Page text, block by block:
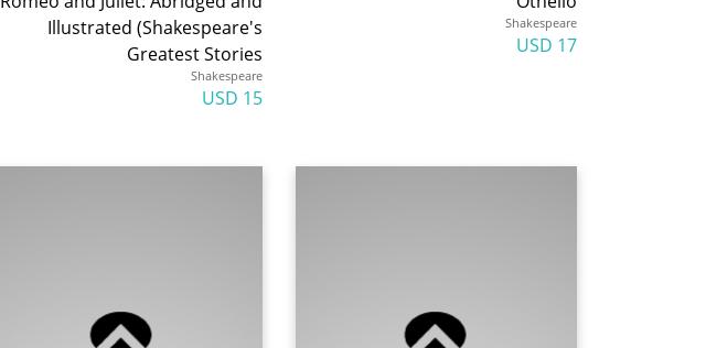
Shakespeare
17 USD
Illustrated (Shakespeare's
Greatest Stories
Shakespeare
15 USD